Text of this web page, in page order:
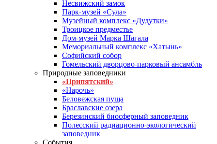
Несвижский замок
Парк-музей «Сула»
Музейный комплекс «Дудутки»
Троицкое предместье
Дом-музей Марка Шагала
Мемориальный комплекс «Хатынь»
Софийский собор
Гомельский дворцово-парковый ансамбль
Природные заповедники
«Припятский»
«Нарочь»
Беловежская пуща
Браславские озера
Березинский биосферный заповедник
Полесский радиационно-экологический
заповедник
События